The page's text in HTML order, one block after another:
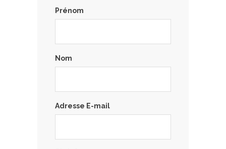
Prénom
Nom
Adresse E-mail